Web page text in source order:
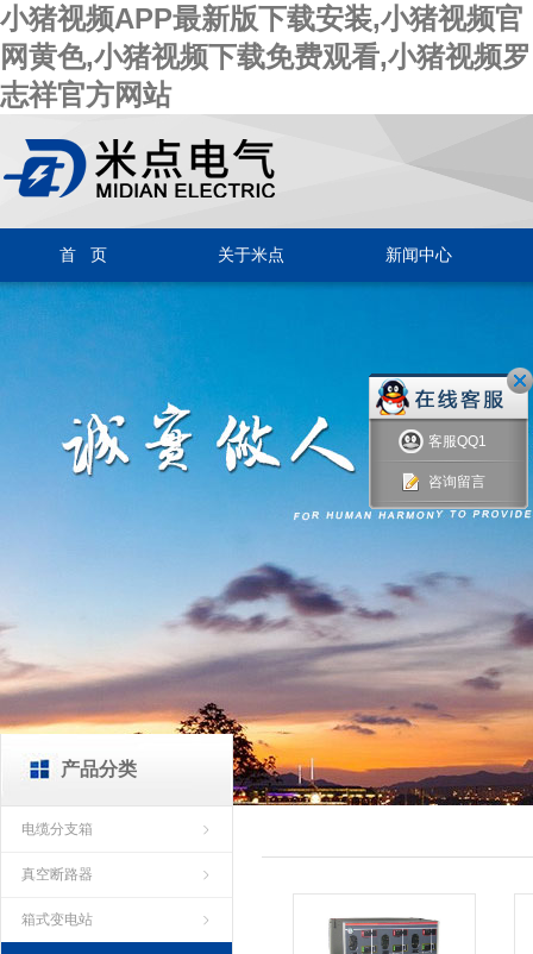
小猪视频APP最新版下载安装,小猪视频官
网黄色,小猪视频下载免费观看,小猪视频罗
志祥官方网站
首 页 关于米点 新闻中心
产品分类
电缆分支箱
真空断路器
箱式变电站
客服QQ1
咨询留言